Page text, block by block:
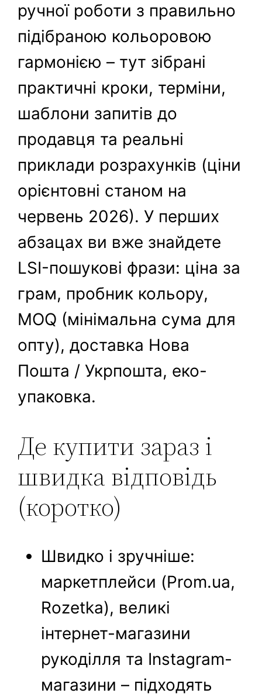
ручної роботи з правильно
підібраною кольоровою
гармонією – тут зібрані
практичні кроки, терміни,
шаблони запитів до
продавця та реальні
приклади розрахунків (ціни
орієнтовні станом на
червень 2026). У перших
абзацах ви вже знайдете
LSI-пошукові фрази: ціна за
грам, пробник кольору,
MOQ (мінімальна сума для
опту), доставка Нова
Пошта / Укрпошта, еко-
упаковка.
Де купити зараз і
швидка відповідь
(коротко)
Швидко і зручніше:
маркетплейси (Prom.ua,
Rozetka), великі
інтернет-магазини
рукоділля та Instagram-
магазини – підходять